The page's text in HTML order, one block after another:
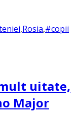
,Rosia,#copii
uitate,
Major